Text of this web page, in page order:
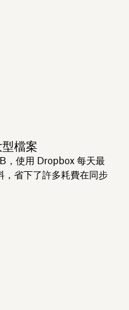
檔案
，使用 Dropbox 每天最
，省下了許多耗費在同步